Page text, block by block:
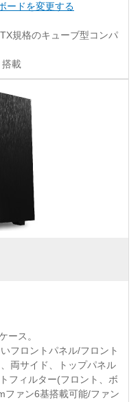
ードを変更する
規格のキューブ型コンパ
載
ース。
フロントパネル/フロント
両サイド、トップパネル
フィルター(フロント、ボ
ファン6基搭載可能/ファン